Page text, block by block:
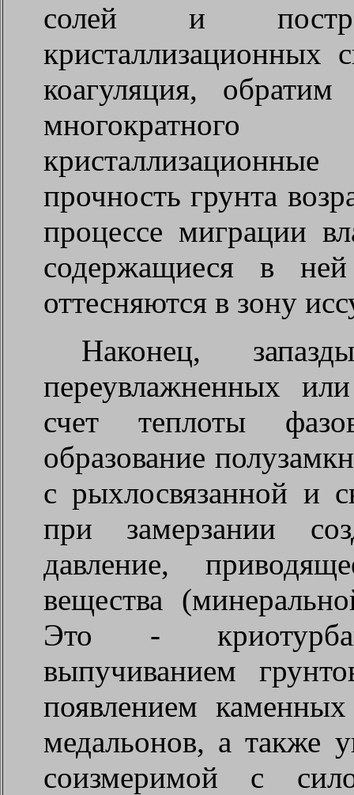
солей и
кристаллизационных
коагуляция,
многократного
прочность грунта
процессе миграции
содержащиеся в
оттесняются в зону
Наконец,
переувлажненных
счет теплоты
образование
с рыхлосвязанной и
при замерзании
давление,
вещества
Это -
выпучиванием
появлением
медальонов, а также
соизмеримой с